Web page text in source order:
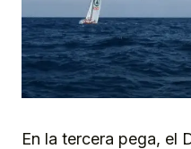
En la tercera pega, el